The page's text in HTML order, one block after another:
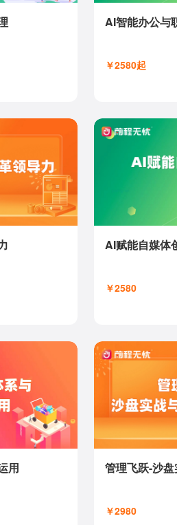
AI智能办公与
￥2580起
AI赋能自媒体
￥2580
用 管理飞跃-沙
￥2980